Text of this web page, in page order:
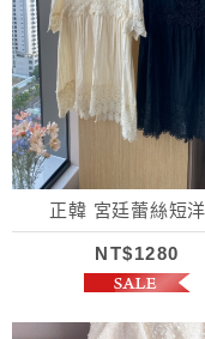
正韓 宮廷蕾絲短
NT$1280